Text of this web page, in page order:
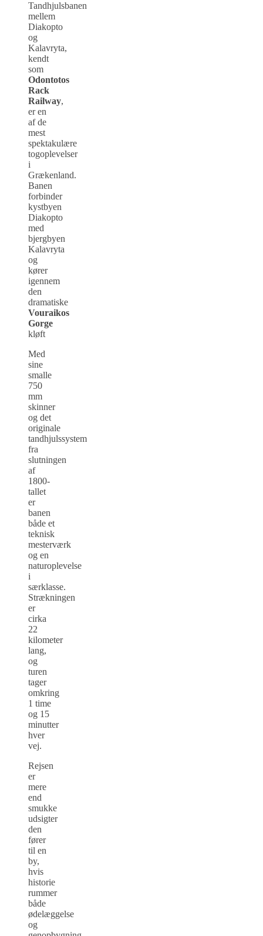
Tandhjulsbanen
mellem
Diakopto
og
Kalavryta,
kendt
som
Odontotos
Rack
Railway,
er en
af de
mest
spektakulære
togoplevelser
i
Grækenland.
Banen
forbinder
kystbyen
Diakopto
med
bjergbyen
Kalavryta
og
kører
igennem
den
dramatiske
Vouraikos
Gorge
kløft
Med
sine
smalle
750
mm
skinner
og det
originale
tandhjulssystem
fra
slutningen
af
1800-
tallet
er
banen
både et
teknisk
mesterværk
og en
naturoplevelse
i
særklasse.
Strækningen
er
cirka
22
kilometer
lang,
og
turen
tager
omkring
1 time
og 15
minutter
hver
vej.
Rejsen
er
mere
end
smukke
udsigter
den
fører
til en
by,
hvis
historie
rummer
både
ødelæggelse
og